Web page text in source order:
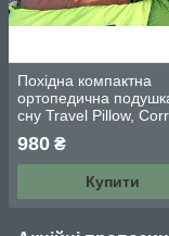
Похідна компактна
ортопедична
сну Travel Pillow,
блакитний
980 ₴
Купити